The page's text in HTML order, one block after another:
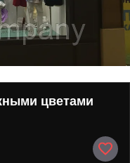
цветами